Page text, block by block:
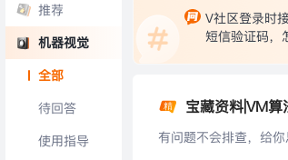
推荐
机器视觉
全部
待回答
使用指导
V社区登录时
短信验证码，
宝藏资料|VM
有问题不会排查，给